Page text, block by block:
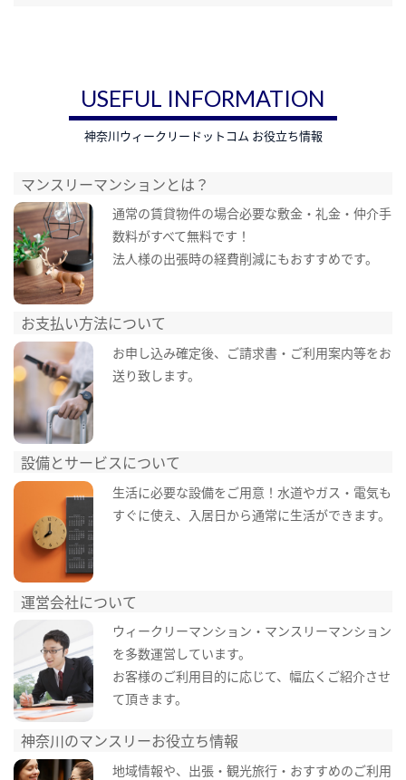
USEFUL INFORMATION
神奈川ウィークリードットコム お役立ち情報
マンスリーマンションとは？
通常の賃貸物件の場合必要な敷金・礼金・仲介手
数料がすべて無料です！
法人様の出張時の経費削減にもおすすめです。
お支払い方法について
お申し込み確定後、ご請求書・ご利用案内等をお
送り致します。
設備とサービスについて
生活に必要な設備をご用意！水道やガス・電気も
すぐに使え、入居日から通常に生活ができます。
運営会社について
ウィークリーマンション・マンスリーマンション
を多数運営しています。
お客様のご利用目的に応じて、幅広くご紹介させ
て頂きます。
神奈川のマンスリーお役立ち情報
地域情報や、出張・観光旅行・おすすめのご利用